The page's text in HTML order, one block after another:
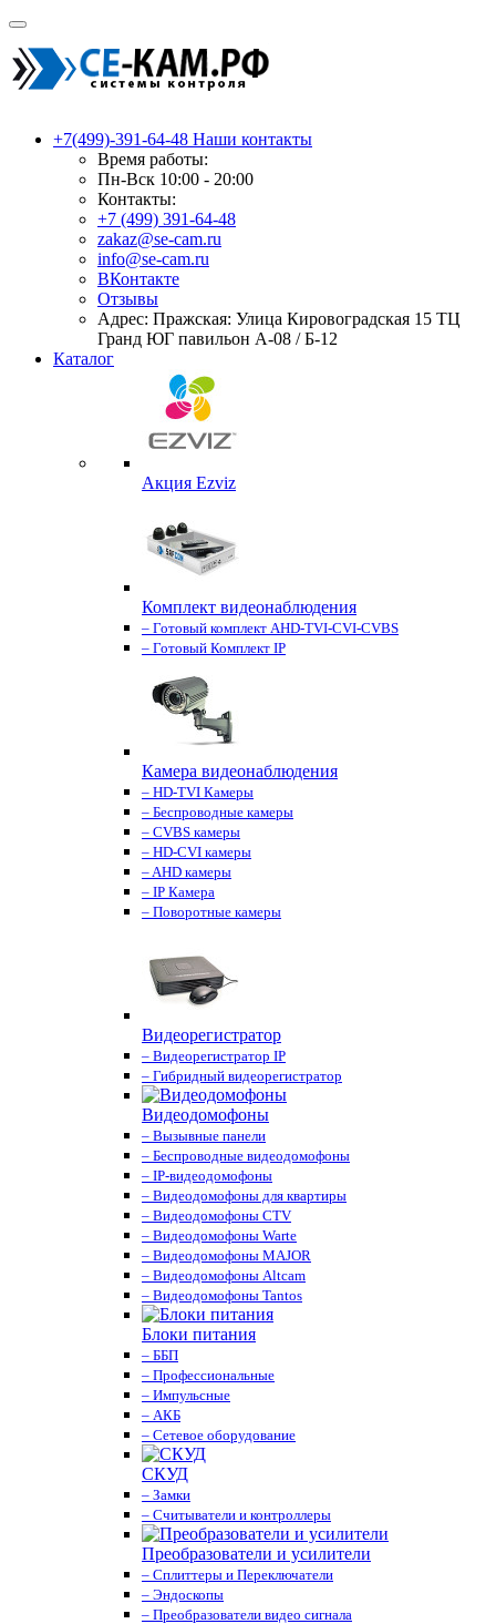
+7(499)-391-64-48 Наши контакты
Время работы:
Пн-Вск 10:00 - 20:00
Контакты:
+7 (499) 391-64-48
zakaz@se-cam.ru
info@se-cam.ru
ВКонтакте
Отзывы
Адрес: Пражская: Улица Кировоградская 15 ТЦ
Гранд ЮГ павильон А-08 / Б-12
Каталог
Акция Ezviz
Комплект видеонаблюдения
– Готовый комплект AHD-TVI-CVI-CVBS
– Готовый Комплект IP
Камера видеонаблюдения
– HD-TVI Камеры
– Беспроводные камеры
– CVBS камеры
– HD-CVI камеры
– AHD камеры
– IP Камера
– Поворотные камеры
Видеорегистратор
– Видеорегистратор IP
– Гибридный видеорегистратор
Видеодомофоны
– Вызывные панели
– Беспроводные видеодомофоны
– IP-видеодомофоны
– Видеодомофоны для квартиры
– Видеодомофоны CTV
– Видеодомофоны Warte
– Видеодомофоны MAJOR
– Видеодомофоны Altcam
– Видеодомофоны Tantos
Блоки питания
– ББП
– Профессиональные
– Импульсные
– АКБ
– Сетевое оборудование
СКУД
– Замки
– Считыватели и контроллеры
Преобразователи и усилители
– Сплиттеры и Переключатели
– Эндоскопы
– Преобразователи видео сигнала